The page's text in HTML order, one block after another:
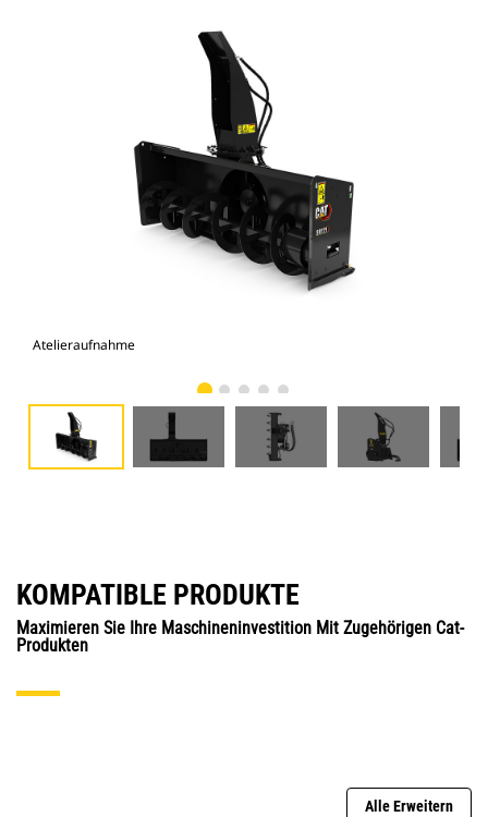
Atelieraufnahme
KOMPATIBLE PRODUKTE
Maximieren Sie Ihre Maschineninvestition Mit Zugehörigen Cat-
Produkten
Alle Erweitern